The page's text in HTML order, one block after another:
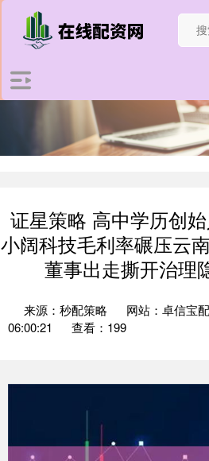
证星策略 高中学历创
小阔科技毛利率碾压云
董事出走撕开治理
来源：秒配策略 网站：卓信宝
06:00:21
查看：199